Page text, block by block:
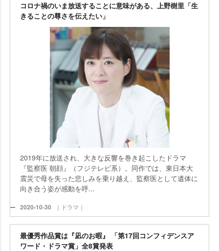
コロナ禍のいま放送することに意味がある、上野樹里「生
きることの尊さを伝えたい」
2019年に放送され、大きな反響を巻き起こしたドラマ
『監察医 朝顔』（フジテレビ系）。同作では、東日本大
震災で母を失った悲しみを乗り越え、監察医として遺体に
向き合う姿が感動を呼...
2020-10-30 ｜ドラマ｜
最優秀作品賞は『凪のお暇』 「第17回コンフィデンスア
ワード・ドラマ賞」全8賞発表